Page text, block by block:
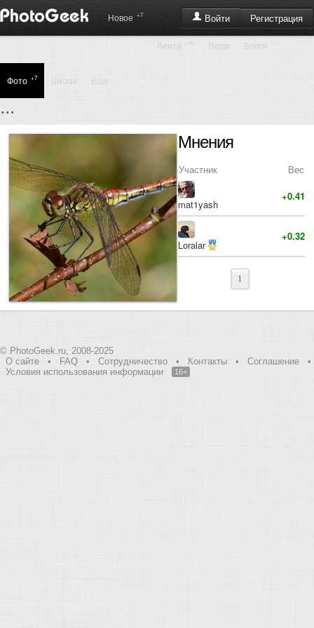
Войти Регистрация
Новое +7
Лента +44 Люди Блоги
Фото +7 Школа Еще ...
...
Мнения
Участник Вес
mat1yash
+0.41
Loralar
+0.32
1
© PhotoGeek.ru, 2008-2025
О сайте
• FAQ • Сотрудничество • Контакты • Соглашение
•
Условия использования информации
16+